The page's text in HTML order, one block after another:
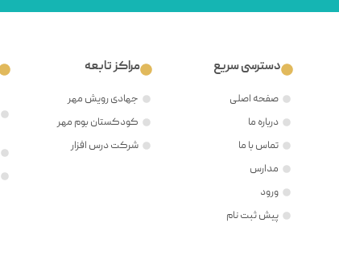
دسترسی سریع
صفحه اصلی
درباره ما
تماس با ما
مدارس
ورود
پیش ثبت نام
مراکز تابعه
جهادی رویش مهر
کودکستان بوم مهر
شرکت درس افزار